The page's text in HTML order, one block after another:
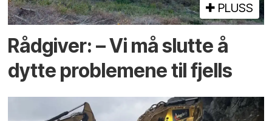
PLUSS
Rådgiver: – Vi må slutte å
dytte problemene til fjells